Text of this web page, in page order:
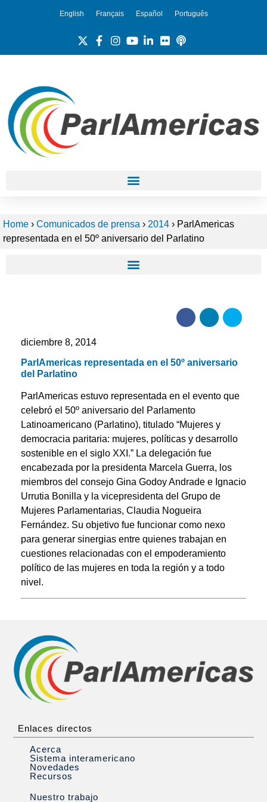
English Français Español Português
Home › Comunicados de prensa › 2014 › ParlAmericas
representada en el 50º aniversario del Parlatino
diciembre 8, 2014
ParlAmericas representada en el 50º aniversario
del Parlatino
ParlAmericas estuvo representada en el evento que
celebró el 50º aniversario del Parlamento
Latinoamericano (Parlatino), titulado “Mujeres y
democracia paritaria: mujeres, políticas y desarrollo
sostenible en el siglo XXI.” La delegación fue
encabezada por la presidenta Marcela Guerra, los
miembros del consejo Gina Godoy Andrade e Ignacio
Urrutia Bonilla y la vicepresidenta del Grupo de
Mujeres Parlamentarias, Claudia Nogueira
Fernández. Su objetivo fue funcionar como nexo
para generar sinergias entre quienes trabajan en
cuestiones relacionadas con el empoderamiento
político de las mujeres en toda la región y a todo
nivel.
Enlaces directos
Acerca
Sistema interamericano
Novedades
Recursos
Nuestro trabajo